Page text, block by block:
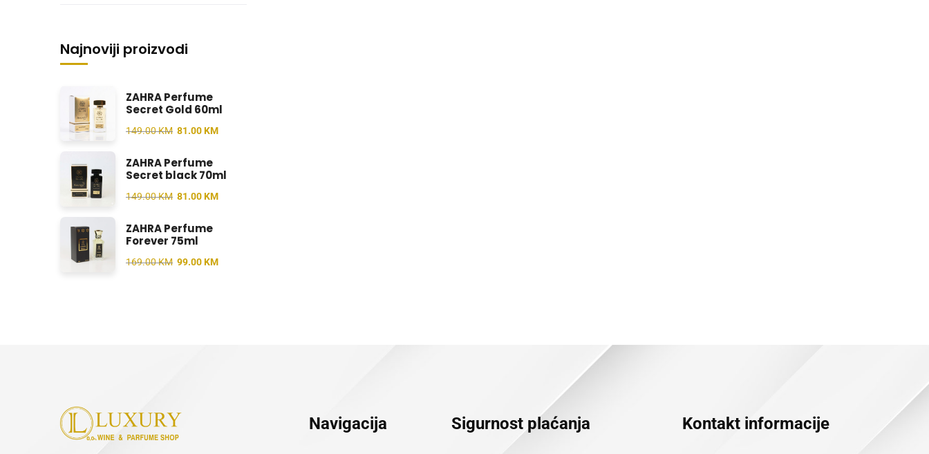
Najnoviji proizvodi
ZAHRA Perfume
Secret Gold 60ml
149.00KM 81.00KM
ZAHRA Perfume
Secret black 70ml
149.00KM 81.00KM
ZAHRA Perfume
Forever 75ml
169.00KM 99.00KM
Navigacija Sigurnost plaćanja Kontakt informacije